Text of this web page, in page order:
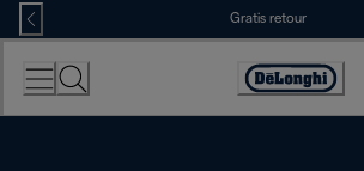
Skip
to
Content
Gratis retour
Accessibility
Statement